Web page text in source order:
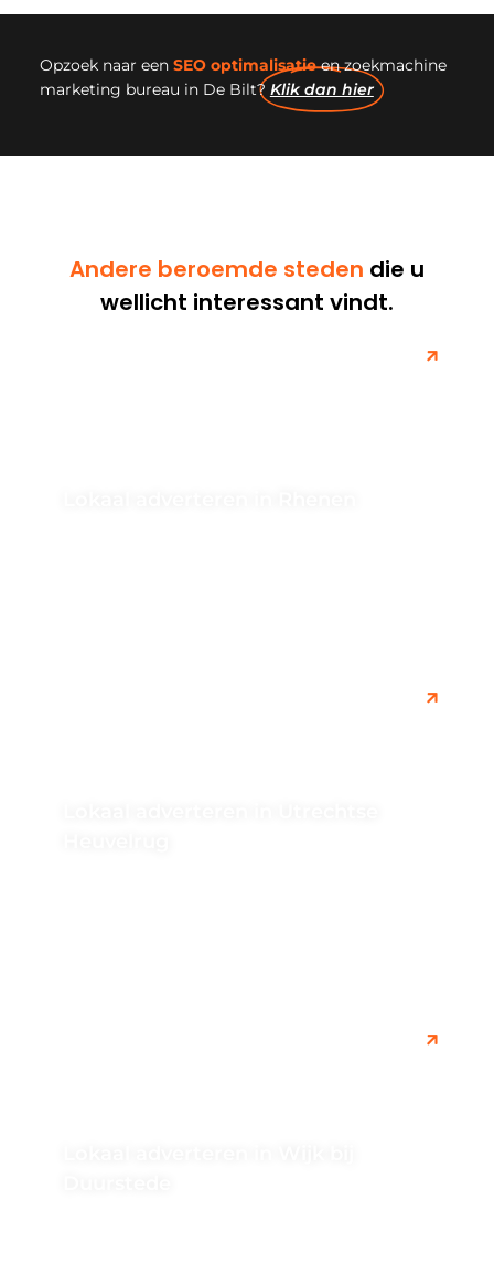
Opzoek naar een SEO optimalisatieen zoekmachine
marketing bureau in De Bilt? Klik dan hier
Andere beroemde steden die u
wellicht interessant vindt.